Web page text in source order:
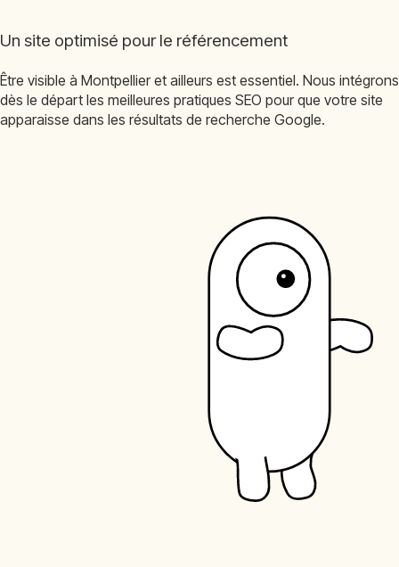
Un site optimisé pour le référencement
Être visible à Montpellier et ailleurs est essentiel. Nous intégrons
dès le départ les meilleures pratiques SEO pour que votre site
apparaisse dans les résultats de recherche Google.